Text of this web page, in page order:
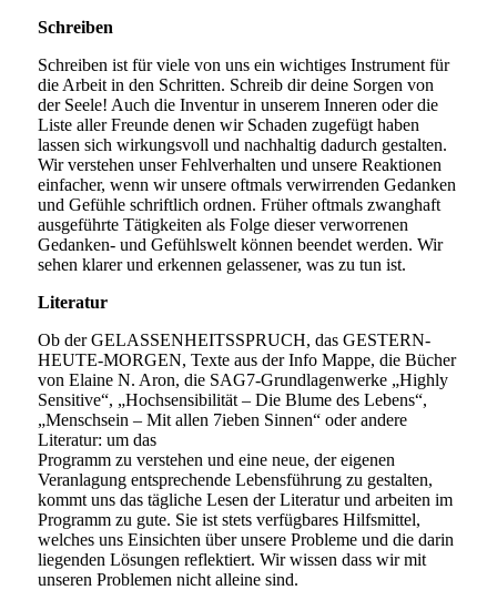
Schreiben
Schreiben ist für viele von uns ein wichtiges Instrument für
die Arbeit in den Schritten. Schreib dir deine Sorgen von
der Seele! Auch die Inventur in unserem Inneren oder die
Liste aller Freunde denen wir Schaden zugefügt haben
lassen sich wirkungsvoll und nachhaltig dadurch gestalten.
Wir verstehen unser Fehlverhalten und unsere Reaktionen
einfacher, wenn wir unsere oftmals verwirrenden Gedanken
und Gefühle schriftlich ordnen. Früher oftmals zwanghaft
ausgeführte Tätigkeiten als Folge dieser verworrenen
Gedanken- und Gefühlswelt können beendet werden. Wir
sehen klarer und erkennen gelassener, was zu tun ist.
Literatur
Ob der GELASSENHEITSSPRUCH, das GESTERN-
HEUTE-MORGEN, Texte aus der Info Mappe, die Bücher
von Elaine N. Aron, die SAG7-Grundlagenwerke „Highly
Sensitive“, „Hochsensibilität – Die Blume des Lebens“,
„Menschsein – Mit allen 7ieben Sinnen“ oder andere
Literatur: um das
Programm zu verstehen und eine neue, der eigenen
Veranlagung entsprechende Lebensführung zu gestalten,
kommt uns das tägliche Lesen der Literatur und arbeiten im
Programm zu gute. Sie ist stets verfügbares Hilfsmittel,
welches uns Einsichten über unsere Probleme und die darin
liegenden Lösungen reflektiert. Wir wissen dass wir mit
unseren Problemen nicht alleine sind.